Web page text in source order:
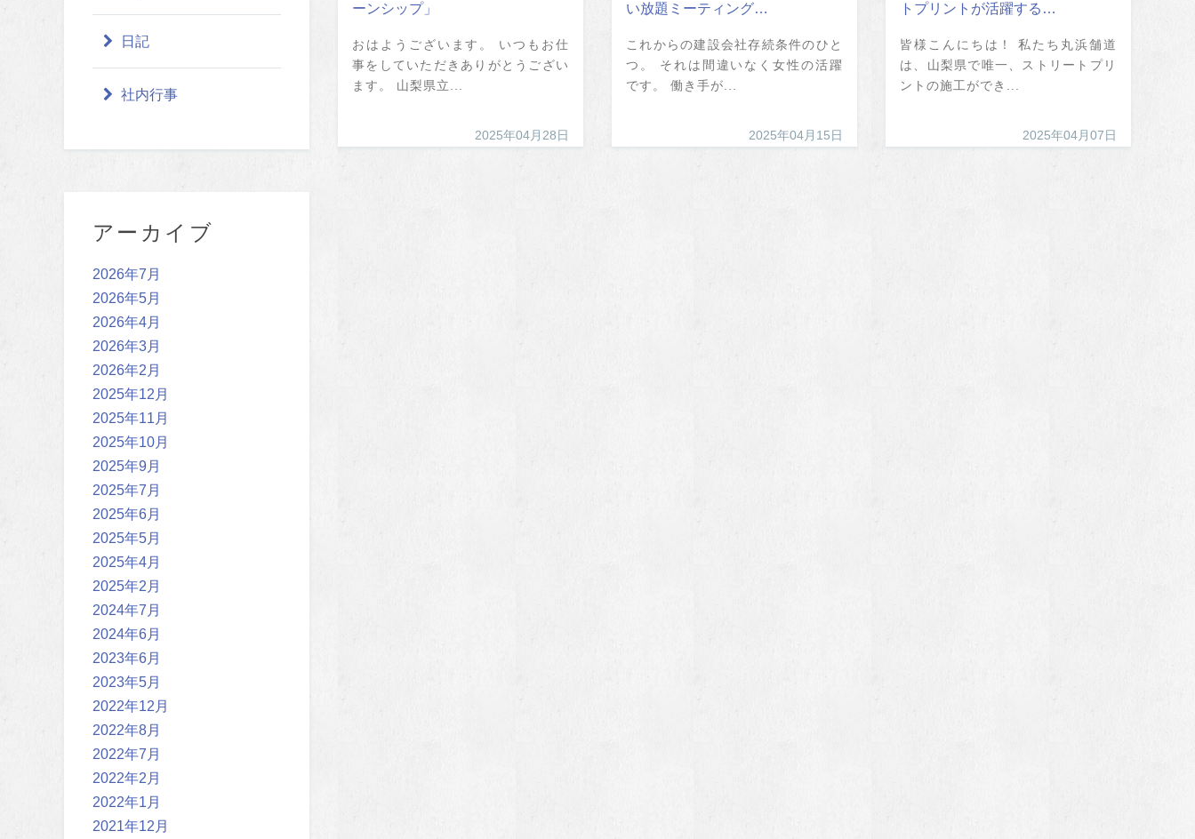
ーンシップ」
おはようございます。 いつもお仕
事をしていただきありがとうござい
ます。 山梨県立...
2025年04月28日
い放題ミーティング…
これからの建設会社存続条件のひと
つ。 それは間違いなく女性の活躍
です。 働き手が...
2025年04月15日
トプリントが活躍する…
皆様こんにちは！ 私たち丸浜舗道
は、山梨県で唯一、ストリートプリ
ントの施工ができ...
2025年04月07日
日記
社内行事
アーカイブ
2026年7月
2026年5月
2026年4月
2026年3月
2026年2月
2025年12月
2025年11月
2025年10月
2025年9月
2025年7月
2025年6月
2025年5月
2025年4月
2025年2月
2024年7月
2024年6月
2023年6月
2023年5月
2022年12月
2022年8月
2022年7月
2022年2月
2022年1月
2021年12月